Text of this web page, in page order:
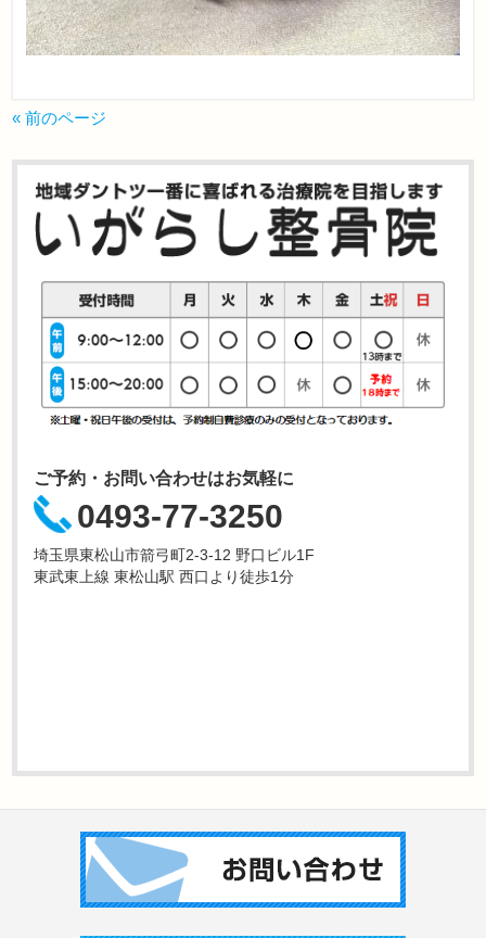
« 前のページ
ご予約・お問い合わせはお気軽に
0493-77-3250
埼玉県東松山市箭弓町2-3-12 野口ビル1F
東武東上線 東松山駅 西口より徒歩1分